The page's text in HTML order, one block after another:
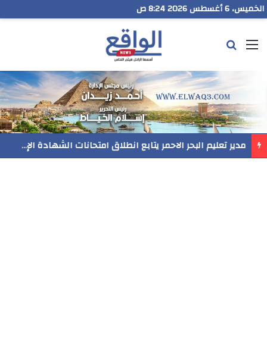
الخميس، 6 أغسطس 2026 8:24 ص
القائمة
مدير تعليم البحر الاحمر يتابع انطلاق امتحانات الشهادة الإعدادية ويؤكد: الانضباط